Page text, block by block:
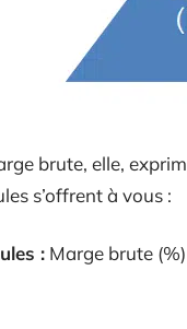
brute, elle,
s’offrent à vous :
: Marge brute